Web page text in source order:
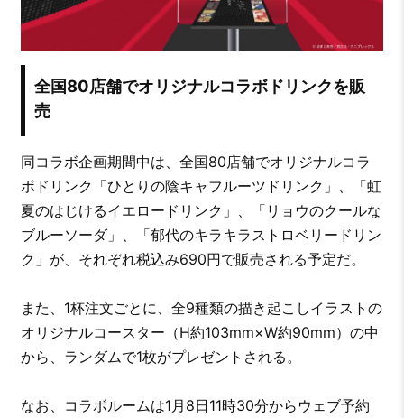
全国80店舗でオリジナルコラボドリンクを販
売
同コラボ企画期間中は、全国80店舗でオリジナルコラ
ボドリンク「ひとりの陰キャフルーツドリンク」、「虹
夏のはじけるイエロードリンク」、「リョウのクールな
ブルーソーダ」、「郁代のキラキラストロベリードリン
ク」が、それぞれ税込み690円で販売される予定だ。
また、1杯注文ごとに、全9種類の描き起こしイラストの
オリジナルコースター（H約103mm×W約90mm）の中
から、ランダムで1枚がプレゼントされる。
なお、コラボルームは1月8日11時30分からウェブ予約